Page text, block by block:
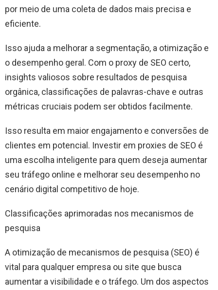
por meio de uma coleta de dados mais precisa e
eficiente.
Isso ajuda a melhorar a segmentação, a otimização e
o desempenho geral. Com o proxy de SEO certo,
insights valiosos sobre resultados de pesquisa
orgânica, classificações de palavras-chave e outras
métricas cruciais podem ser obtidos facilmente.
Isso resulta em maior engajamento e conversões de
clientes em potencial. Investir em proxies de SEO é
uma escolha inteligente para quem deseja aumentar
seu tráfego online e melhorar seu desempenho no
cenário digital competitivo de hoje.
Classificações aprimoradas nos mecanismos de
pesquisa
A otimização de mecanismos de pesquisa (SEO) é
vital para qualquer empresa ou site que busca
aumentar a visibilidade e o tráfego. Um dos aspectos